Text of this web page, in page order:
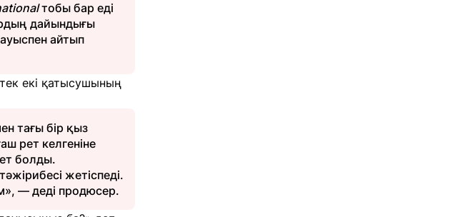
тобы бар еді
дайындығы
айтып
екі қатысушының
тағы бір қыз
рет келгеніне
болды.
жетіспеді.
— деді продюсер.